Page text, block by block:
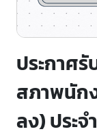
ประกาศ
สภาพนัก
ลง) ประ